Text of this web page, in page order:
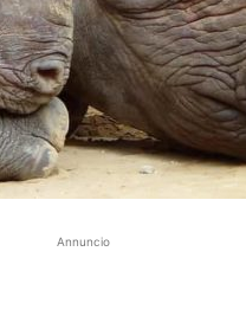
Annuncio